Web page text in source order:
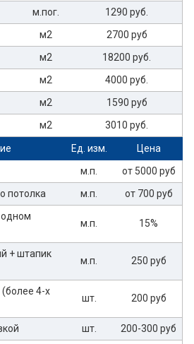
м.пог.
1290 руб.
м2
2700 руб
м2
18200 руб.
м2
4000 руб.
м2
1590 руб
м2 3010 руб.
Ед. изм.
Цена
м.п.
от 5000 руб
потолка
м.п.
от 700 руб
м.п. 15%
+ штапик
м.п. 250 руб
4-х
шт. 200 руб
шт.
200-300 руб